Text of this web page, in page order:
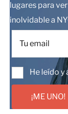
lugares para
inolvidable a
He leído
¡ME UNO!